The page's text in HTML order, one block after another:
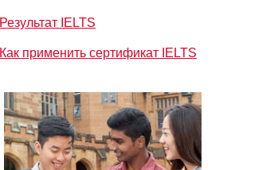
Результат IELTS
Как применить сертификат IELTS